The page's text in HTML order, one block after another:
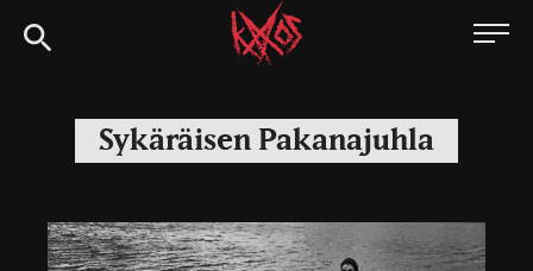
Siirry
suoraan
Kaaoszine
Sykäräisen Pakanajuhla